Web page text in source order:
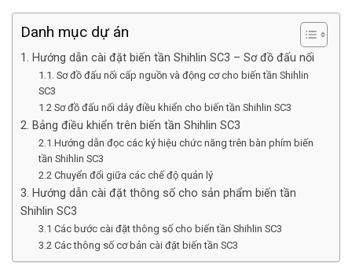
Danh mục dự án
1. Hướng dẫn cài đặt biến tần Shihlin SC3 – Sơ đồ đấu nối
1.1. Sơ đồ đấu nối cấp nguồn và động cơ cho biến tần Shihlin
SC3
1.2 Sơ đồ đấu nối dây điều khiển cho biến tần Shihlin SC3
2. Bảng điều khiển trên biến tần Shihlin SC3
2.1.Hướng dẫn đọc các ký hiệu chức năng trên bàn phím biến
tần Shihlin SC3
2.2 Chuyển đổi giữa các chế độ quản lý
3. Hướng dẫn cài đặt thông số cho sản phẩm biến tần
Shihlin SC3
3.1 Các bước cài đặt thông số cho biến tần Shihlin SC3
3.2 Các thông số cơ bản cài đặt biến tần SC3